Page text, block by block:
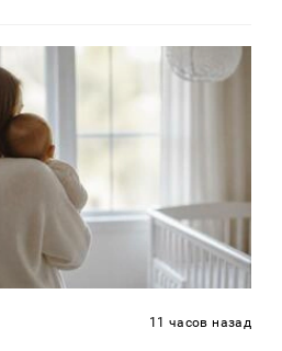
11 часов назад